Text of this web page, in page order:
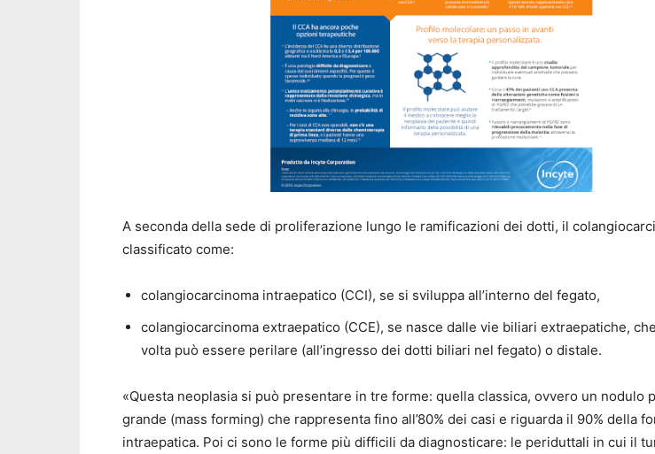
A seconda della sede di proliferazione lungo le ramificazioni dei dotti, il
classificato come:
colangiocarcinoma intraepatico (CCI), se si sviluppa all’interno del fegato,
colangiocarcinoma extraepatico (CCE), se nasce dalle vie biliari extraepatiche,
volta può essere perilare (all’ingresso dei dotti biliari nel fegato) o distale.
«Questa neoplasia si può presentare in tre forme: quella classica, ovvero un nodulo
grande (mass forming) che rappresenta fino all’80% dei casi e riguarda il 90% della
intraepatica. Poi ci sono le forme più difficili da diagnosticare: le periduttali in cui il